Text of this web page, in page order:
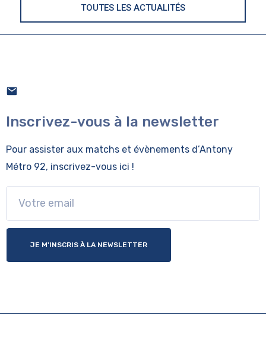
TOUTES LES ACTUALITÉS
Inscrivez-vous à la newsletter
Pour assister aux matchs et évènements d’Antony
Métro 92, inscrivez-vous ici !
JE M'INSCRIS À LA NEWSLETTER